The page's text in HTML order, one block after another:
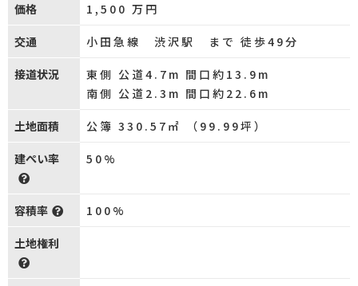
価格 1,500 万円
交通 小田急線 渋沢駅 まで 徒歩49分
接道状況
東側 公道4.7m 間口約13.9m
南側 公道2.3m 間口約22.6m
土地面積 公簿 330.57㎡ （99.99坪）
建ぺい率 50%
容積率 100%
土地権利